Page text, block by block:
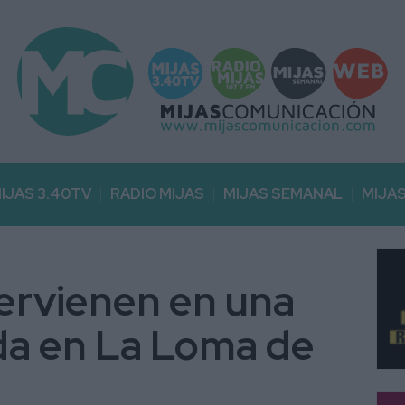
3.40TV RADIO MIJAS MIJAS SEMANAL
en una
en La Loma de